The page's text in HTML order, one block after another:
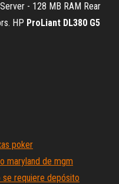
- 128 MB RAM Rear
HP ProLiant DL380 G5
poker
maryland de mgm
se requiere depósito